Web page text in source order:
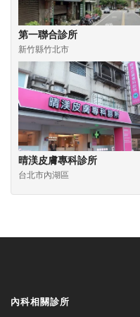
第一聯合診所
新竹縣竹北市
晴渼皮膚專科診所
台北市內湖區
內科相關診所